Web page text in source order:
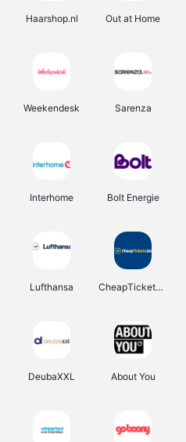
Haarshop.nl Out at Home
Weekendesk Sarenza
Interhome Bolt Energie
Lufthansa CheapTickets.be
DeubaXXL About You